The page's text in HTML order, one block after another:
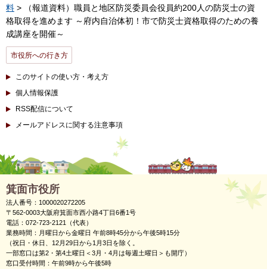
料 > （報道資料）職員と地区防災委員会役員約200人の防災士の資
格取得を進めます ～府内自治体初！市で防災士資格取得のための養
成講座を開催～
市役所への行き方
このサイトの使い方・考え方
個人情報保護
RSS配信について
メールアドレスに関する注意事項
箕面市役所
法人番号：1000020272205
〒562-0003大阪府箕面市西小路4丁目6番1号
電話：072-723-2121（代表）
業務時間：月曜日から金曜日 午前8時45分から午後5時15分
（祝日・休日、12月29日から1月3日を除く。
一部窓口は第2・第4土曜日＜3月・4月は毎週土曜日＞も開庁）
窓口受付時間：午前9時から午後5時